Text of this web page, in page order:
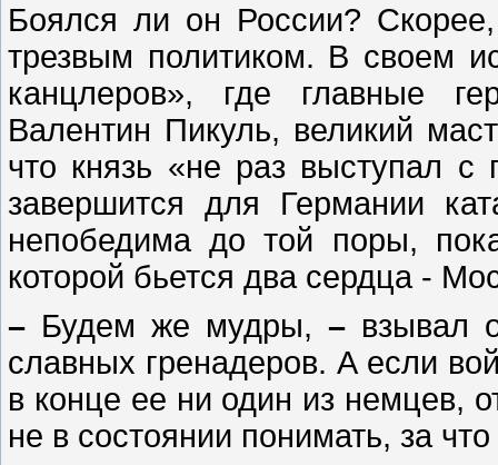
Боялся ли он России?
трезвым политиком. В своем
канцлеров», где главные
Валентин Пикуль, великий
что князь «не раз выступал
завершится для Германии
непобедима до той поры,
которой бьется два сердца -
– Будем же мудры, – взывал
славных гренадеров. А если
в конце ее ни один из немцев,
не в состоянии понимать, за